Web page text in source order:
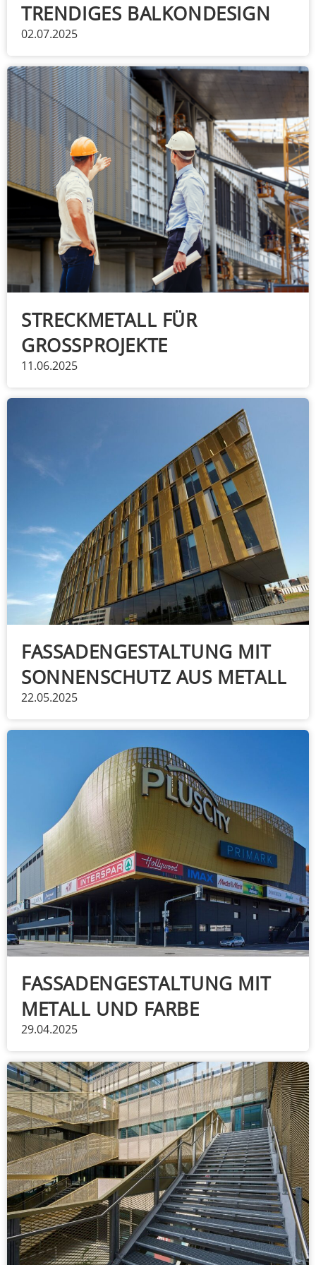
TRENDIGES BALKONDESIGN
02.07.2025
STRECKMETALL FÜR
GROSSPROJEKTE
11.06.2025
FASSADENGESTALTUNG MIT
SONNENSCHUTZ AUS METALL
22.05.2025
FASSADENGESTALTUNG MIT
METALL UND FARBE
29.04.2025